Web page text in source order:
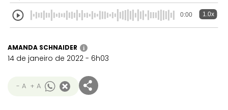
0:00 1.0x
AMANDA SCHNAIDER i
14 de janeiro de 2022 - 6h03
- A + A